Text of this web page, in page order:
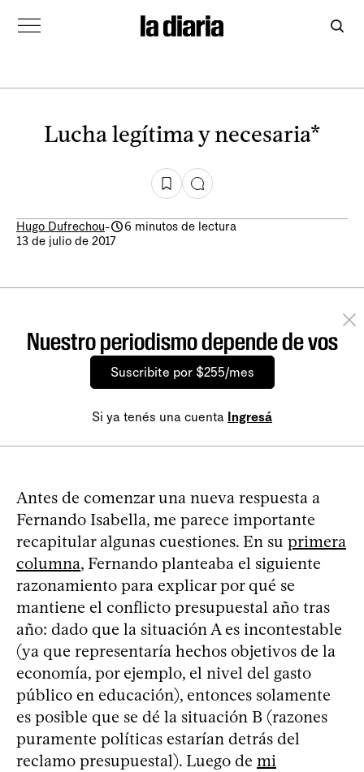
Lucha legítima y necesaria*
Hugo Dufrechou-
6 minutos de lectura
13 de julio de 2017
Nuestro periodismo depende de vos
Suscribite por $255/mes
Si ya tenés una cuenta Ingresá
Antes de comenzar una nueva respuesta a
Fernando Isabella, me parece importante
recapitular algunas cuestiones. En su primera
columna, Fernando planteaba el siguiente
razonamiento para explicar por qué se
mantiene el conflicto presupuestal año tras
año: dado que la situación A es incontestable
(ya que representaría hechos objetivos de la
economía, por ejemplo, el nivel del gasto
público en educación), entonces solamente
es posible que se dé la situación B (razones
puramente políticas estarían detrás del
reclamo presupuestal). Luego de mi